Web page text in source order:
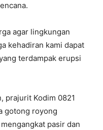
agar lingkungan
kehadiran kami dapat
terdampak erupsi
prajurit Kodim 0821
gotong royong
pasir dan